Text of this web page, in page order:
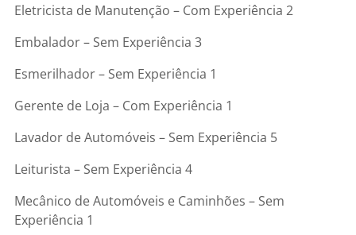
Eletricista de Manutenção – Com Experiência 2
Embalador – Sem Experiência 3
Esmerilhador – Sem Experiência 1
Gerente de Loja – Com Experiência 1
Lavador de Automóveis – Sem Experiência 5
Leiturista – Sem Experiência 4
Mecânico de Automóveis e Caminhões – Sem
Experiência 1